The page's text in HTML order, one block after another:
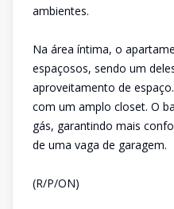
ambientes.
Na área íntima, o
espaçosos, sendo um
aproveitamento de
com um amplo closet. O
gás, garantindo mais
de uma vaga de garagem.
(R/P/ON)